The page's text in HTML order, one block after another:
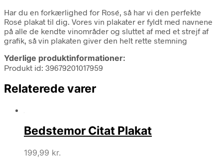
Har du en forkærlighed for Rosé, så har vi den perfekte
Rosé plakat til dig. Vores vin plakater er fyldt med navnene
på alle de kendte vinområder og sluttet af med et strejf af
grafik, så vin plakaten giver den helt rette stemning
Yderlige produktinformationer:
Produkt id: 39679201017959
Relaterede varer
Bedstemor Citat Plakat
199,99 kr.